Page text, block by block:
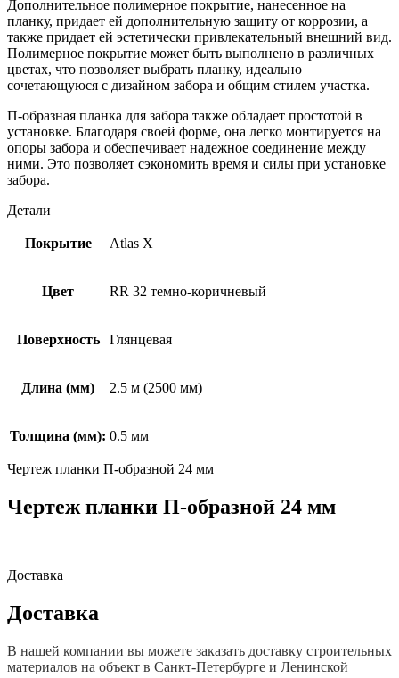
Дополнительное полимерное покрытие, нанесенное на
планку, придает ей дополнительную защиту от коррозии, а
также придает ей эстетически привлекательный внешний вид.
Полимерное покрытие может быть выполнено в различных
цветах, что позволяет выбрать планку, идеально
сочетающуюся с дизайном забора и общим стилем участка.
П-образная планка для забора также обладает простотой в
установке. Благодаря своей форме, она легко монтируется на
опоры забора и обеспечивает надежное соединение между
ними. Это позволяет сэкономить время и силы при установке
забора.
Детали
Покрытие Atlas X
Цвет RR 32 темно-коричневый
Поверхность Глянцевая
Длина (мм) 2.5 м (2500 мм)
Толщина (мм): 0.5 мм
Чертеж планки П-образной 24 мм
Чертеж планки П-образной 24 мм
Доставка
Доставка
В нашей компании вы можете заказать доставку строительных
материалов на объект в Санкт-Петербурге и Ленинской